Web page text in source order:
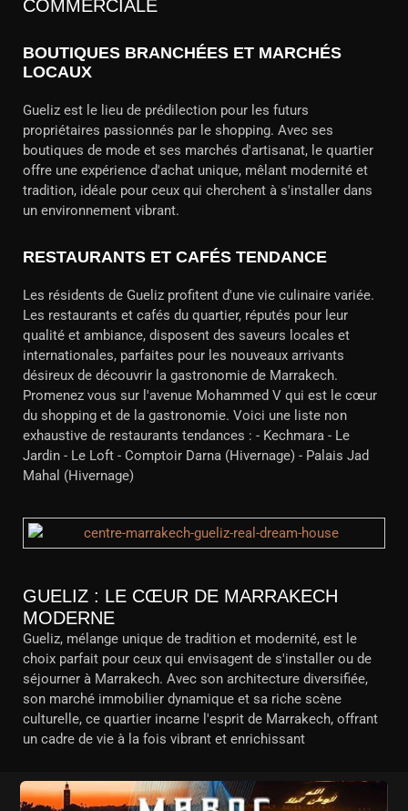
COMMERCIALE
BOUTIQUES BRANCHÉES ET MARCHÉS
LOCAUX
Gueliz est le lieu de prédilection pour les futurs
propriétaires passionnés par le shopping. Avec ses
boutiques de mode et ses marchés d'artisanat, le quartier
offre une expérience d'achat unique, mêlant modernité et
tradition, idéale pour ceux qui cherchent à s'installer dans
un environnement vibrant.
RESTAURANTS ET CAFÉS TENDANCE
Les résidents de Gueliz profitent d'une vie culinaire variée.
Les restaurants et cafés du quartier, réputés pour leur
qualité et ambiance, disposent des saveurs locales et
internationales, parfaites pour les nouveaux arrivants
désireux de découvrir la gastronomie de Marrakech.
Promenez vous sur l'avenue Mohammed V qui est le cœur
du shopping et de la gastronomie. Voici une liste non
exhaustive de restaurants tendances : - Kechmara - Le
Jardin - Le Loft - Comptoir Darna (Hivernage) - Palais Jad
Mahal (Hivernage)
GUELIZ : LE CŒUR DE MARRAKECH
MODERNE
Gueliz, mélange unique de tradition et modernité, est le
choix parfait pour ceux qui envisagent de s'installer ou de
séjourner à Marrakech. Avec son architecture diversifiée,
son marché immobilier dynamique et sa riche scène
culturelle, ce quartier incarne l'esprit de Marrakech, offrant
un cadre de vie à la fois vibrant et enrichissant